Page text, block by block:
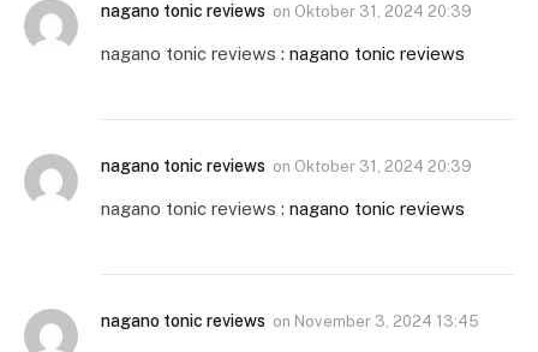
nagano tonic reviews on Oktober 31, 2024 20:39
nagano tonic reviews : nagano tonic reviews
nagano tonic reviews on Oktober 31, 2024 20:39
nagano tonic reviews : nagano tonic reviews
nagano tonic reviews on November 3, 2024 13:45